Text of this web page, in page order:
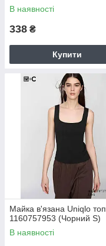
В наявності
338 ₴
Купити
Майка в'язана Uniqlo топ
1160757953 (Чорний S)
В наявності